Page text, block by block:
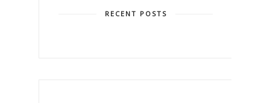
RECENT POSTS